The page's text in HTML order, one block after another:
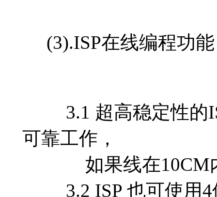
(3).ISP在线编程功能
3.1 超高稳定性的
可靠工作，
如果线在10CM内
3.2 ISP 也可使用4